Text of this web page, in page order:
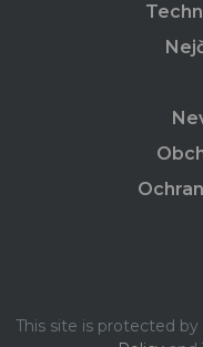
This site is protected